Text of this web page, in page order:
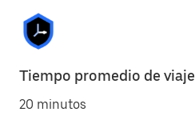
Tiempo promedio de viaje
20 minutos